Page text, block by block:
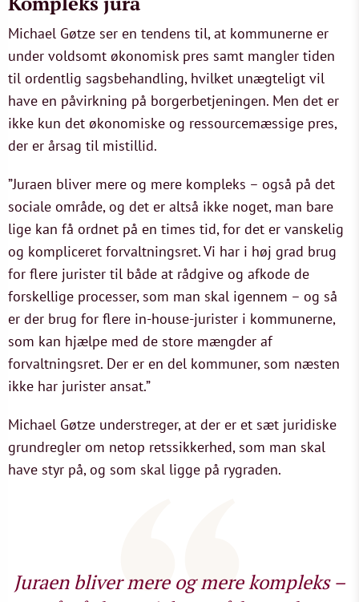
Michael Gøtze ser en tendens til, at kommunerne er
under voldsomt økonomisk pres samt mangler tiden
til ordentlig sagsbehandling, hvilket unægteligt vil
have en påvirkning på borgerbetjeningen. Men det er
ikke kun det økonomiske og ressourcemæssige pres,
der er årsag til mistillid.
”Juraen bliver mere og mere kompleks – også på det
sociale område, og det er altså ikke noget, man bare
lige kan få ordnet på en times tid, for det er vanskelig
og kompliceret forvaltningsret. Vi har i høj grad brug
for flere jurister til både at rådgive og afkode de
forskellige processer, som man skal igennem – og så
er der brug for flere in-house-jurister i kommunerne,
som kan hjælpe med de store mængder af
forvaltningsret. Der er en del kommuner, som næsten
ikke har jurister ansat.”
Michael Gøtze understreger, at der er et sæt juridiske
grundregler om netop retssikkerhed, som man skal
have styr på, og som skal ligge på rygraden.
Juraen bliver mere og mere kompleks –